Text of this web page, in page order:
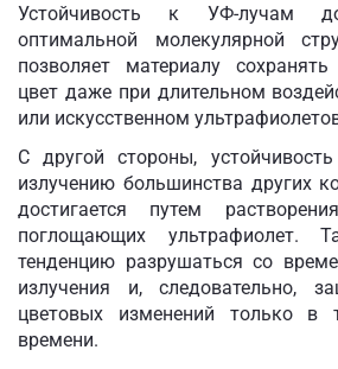
Устойчивость к УФ-лучам
оптимальной молекулярной
позволяет материалу
цвет даже при длительном
или искусственном
С другой стороны,
излучению большинства других
достигается путем
поглощающих ультрафиолет.
тенденцию разрушаться со
излучения и, следовательно,
цветовых изменений только в
времени.